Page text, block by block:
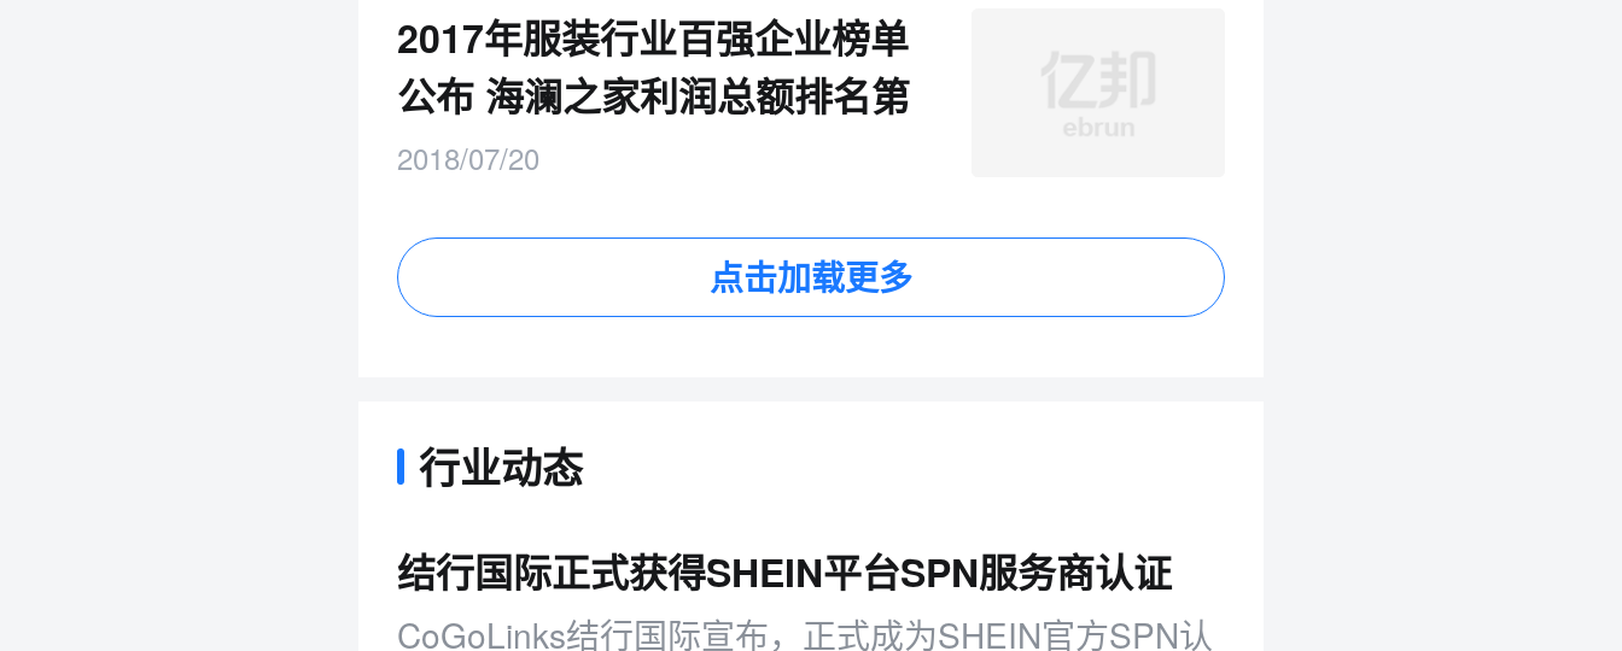
2017年服装行业百强企业榜单
公布 海澜之家利润总额排名第
一
2018/07/20
点击加载更多
行业动态
结行国际正式获得SHEIN平台SPN服务商认证
CoGoLinks结行国际宣布，正式成为SHEIN官方SPN认